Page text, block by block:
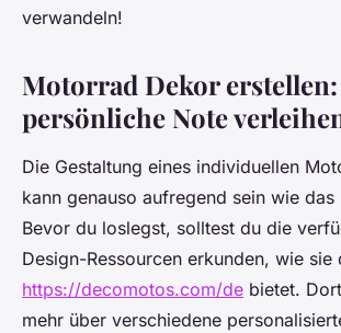
verwandeln!
Motorrad Dekor
persönliche Note
Die Gestaltung eines individuellen
kann genauso aufregend sein wie das
Bevor du loslegst, solltest du die
Design-Ressourcen erkunden, wie sie
https://decomotos.com/de bietet.
mehr über verschiedene